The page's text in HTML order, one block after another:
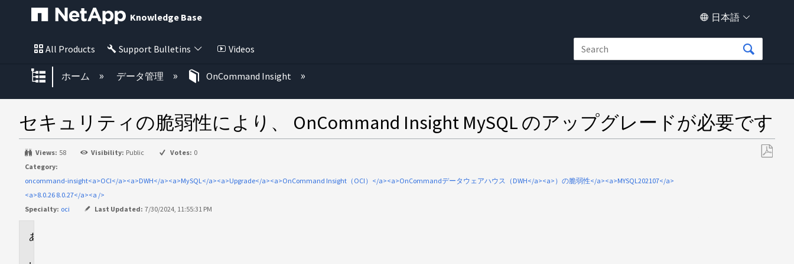
Knowledge Base 日本語
All Products Support Bulletins Videos
グローバル階層を展開/折りたたむ
ホーム データ管理 OnCommand Insight
セキュリティの脆弱性により、 OnCommand Insight MySQL のアップグレードが必要です
Views: 58 Visibility: Public Votes: 0
Category:
oncommand-insight<a>OCI</a><a>DWH</a><a>MySQL</a><a>Upgrade</a><a>OnCommand Insight（OCI）</a><a>OnCommandデータウェアハウス（DWH</a><a>）の脆弱性</a><a>MYSQL202107</a>
<a>8.0.26 8.0.27</a><a />
Specialty: oci Last Updated: 7/30/2024, 11:55:31 PM